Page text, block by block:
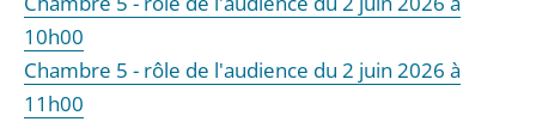
10h00
Chambre 5 - rôle de l'audience du 2 juin 2026 à
11h00